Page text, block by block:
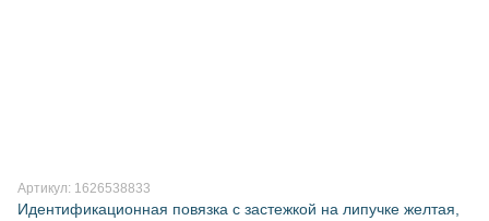
Артикул: 1626538833
Идентификационная повязка с застежкой на липучке желтая,